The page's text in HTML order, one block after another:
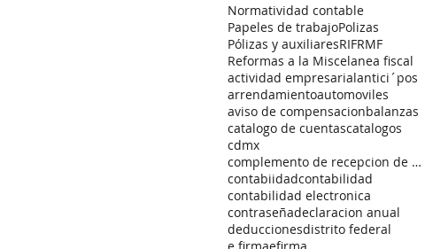
Normatividad contable
Papeles de trabajoPolizas
Pólizas y auxiliaresRIFRMF
Reformas a la Miscelanea fiscal
actividad empresarialantici´pos
arrendamientoautomoviles
aviso de compensacionbalanzas
catalogo de cuentascatalogos
cdmx
complemento de recepcion de pagos
contabiidadcontabilidad
contabilidad electronica
contraseñadeclaracion anual
deduccionesdistrito federal